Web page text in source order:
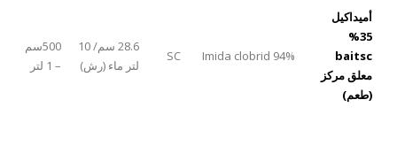
أميداكيل
35%
baitsc
معلق مركز
(طعم)
Imida clobrid 94%
SC
28.6 سم/ 10
لتر ماء (رش)
500سم
– 1 لتر